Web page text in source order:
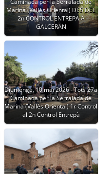
Caminada per la Serralada de
Marina (Vallès Oriental) DES DEL
2n CONTROL ENTREPA A
GALCERAN
Diumenge, 10 mai 2026 - Tots 27a
Caminada per la Serralada de
Marina (Vallès Oriental) 1r Control
al 2n Control Entrepà